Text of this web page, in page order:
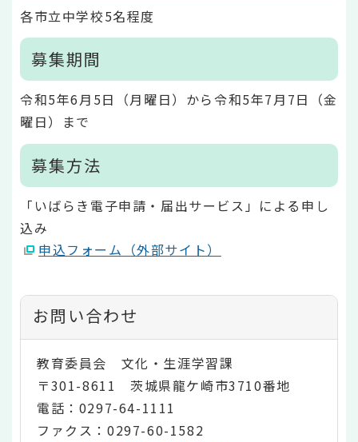
各市立中学校5名程度
募集期間
令和5年6月5日（月曜日）から令和5年7月7日（金
曜日）まで
募集方法
「いばらき電子申請・届出サービス」による申し
込み
申込フォーム（外部サイト）
お問い合わせ
教育委員会 文化・生涯学習課
〒301-8611 茨城県龍ケ崎市3710番地
電話：0297-64-1111
ファクス：0297-60-1582